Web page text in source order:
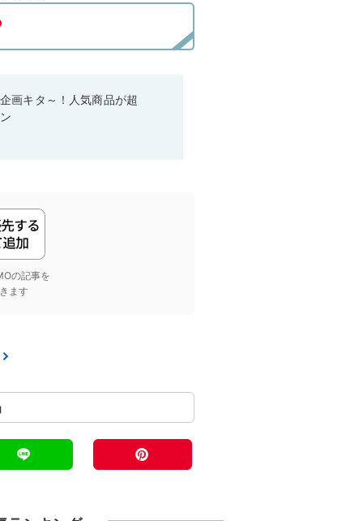
画キタ～！人気商品が超
の記事を
ます